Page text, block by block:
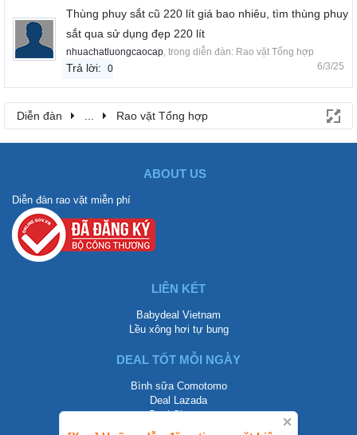
Thùng phuy sắt cũ 220 lít giá bao nhiêu, tìm thùng phuy
sắt qua sử dụng đẹp 220 lít
nhuachatluongcaocap, trong diễn đàn: Rao vặt Tổng hợp
Trả lời: 0 6/3/25
Diễn đàn Rao vặt Tổng hợp
ABOUT US
Diễn đàn rao vặt miễn phí
LIÊN KẾT
Babydeal Vietnam
Lều xông hơi tự bung
DEAL TỐT MỖI NGÀY
Bình sữa Comotomo
Deal Lazada
Deal Shopee